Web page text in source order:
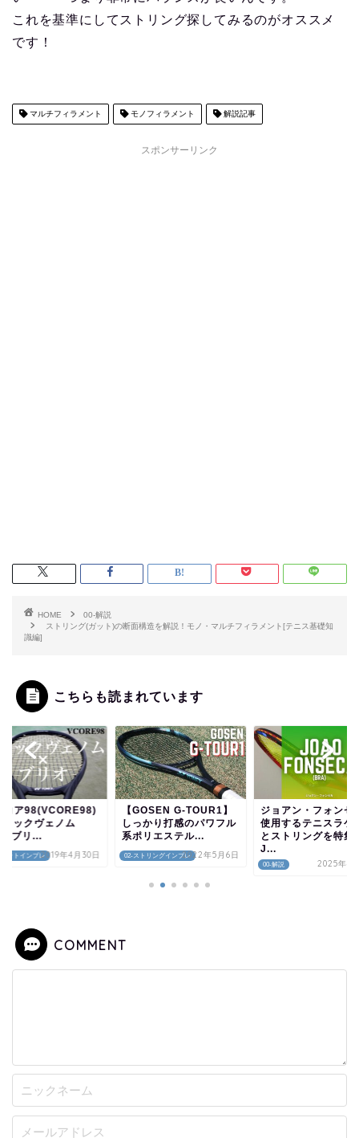
これを基準にしてストリング探してみるのがオススメ
です！
マルチフィラメント モノフィラメント 解説記事
スポンサーリンク
HOME
00-解説
ストリング(ガット)の断面構造を解説！モノ・マルチフィラメント[テニス基礎知
識編]
こちらも読まれています
リングインプレ
G-TOUR1】
かり打感のパワフル
リエステル...
2022年5月6日
ジョアン・フォンセカが
使用するテニスラケット
とストリングを特集！
J...
2025年4月15日 00-解説
【これが現在の主流
ュアアエロが男子テ
界におけるスタンダ
ド...
2025年12
COMMENT